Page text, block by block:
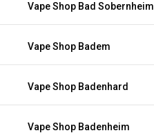
Vape Shop Bad Sobernheim
Vape Shop Badem
Vape Shop Badenhard
Vape Shop Badenheim